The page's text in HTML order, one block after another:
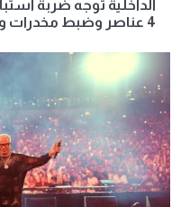
الداخلية توجه ضربة
4 عناصر وضبط مخدرات وأسلحة بـ46 مليون جنيه